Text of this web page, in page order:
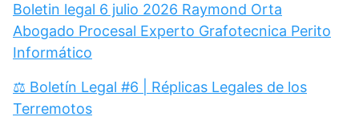
Boletin legal 6 julio 2026 Raymond Orta
Abogado Procesal Experto Grafotecnica Perito
Informático
⚖️ Boletín Legal #6 | Réplicas Legales de los
Terremotos